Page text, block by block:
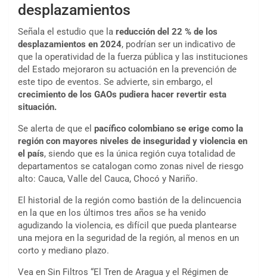
desplazamientos
Señala el estudio que la reducción del 22 % de los
desplazamientos en 2024, podrían ser un indicativo de
que la operatividad de la fuerza pública y las instituciones
del Estado mejoraron su actuación en la prevención de
este tipo de eventos. Se advierte, sin embargo, el
crecimiento de los GAOs pudiera hacer revertir esta
situación.
Se alerta de que el pacífico colombiano se erige como la
región con mayores niveles de inseguridad y violencia en
el país, siendo que es la única región cuya totalidad de
departamentos se catalogan como zonas nivel de riesgo
alto: Cauca, Valle del Cauca, Chocó y Nariño.
El historial de la región como bastión de la delincuencia
en la que en los últimos tres años se ha venido
agudizando la violencia, es difícil que pueda plantearse
una mejora en la seguridad de la región, al menos en un
corto y mediano plazo.
Vea en Sin Filtros “El Tren de Aragua y el Régimen de